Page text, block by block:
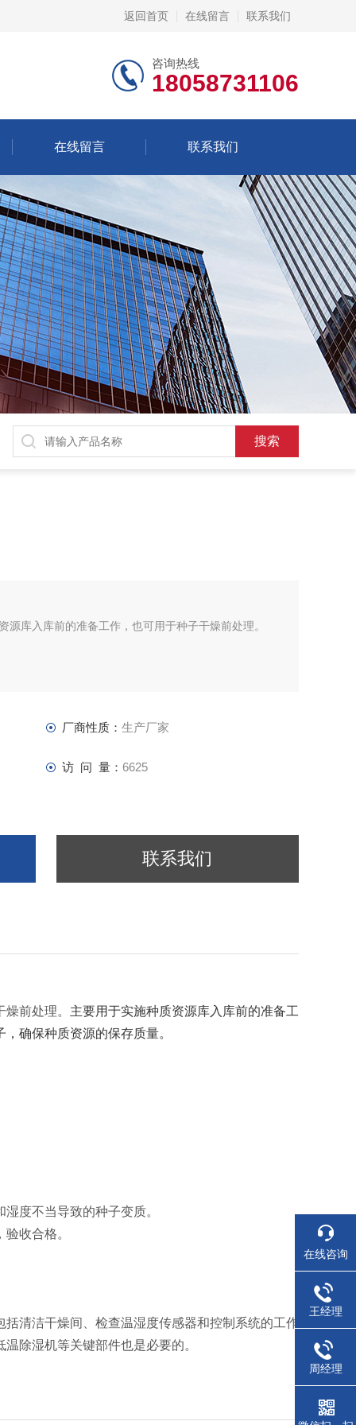
返回首页 在线留言 联系我们
咨询热线
18058731106
在线留言 联系我们
源库入库前的准备工作，也可用于种子干燥前处理。
厂商性质： 生产厂家
访 问 量： 6625
联系我们
前处理。 主要用于实施种质资源库入库前的准备工
确保种质资源的保存质量。
度不当导致的种子变质。
收合格‌。
清洁干燥间、检查温湿度传感器和控制系统的工作
除湿机等关键部件也是必要的‌。
在线咨询
王经理
周经理